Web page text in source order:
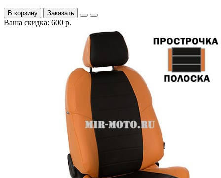
В корзину Заказать
Ваша скидка: 600 р.